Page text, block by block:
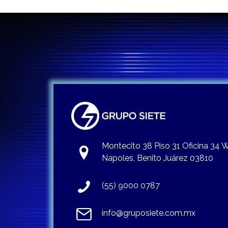
Montecito 38 Piso 31 Oficina 34
Napoles, Benito Juárez 03810
(55) 9000 0787
info@gruposiete.com.mx